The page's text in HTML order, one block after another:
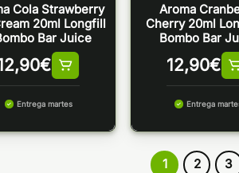
Cola Strawberry
20ml Longfill
Bar Juice
€
Entrega martes
Aroma
Cherry 20ml
Bombo Bar
12,90€
Entrega
1 2 3